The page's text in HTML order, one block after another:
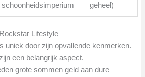
schoonheidsimperium
geheel)
Lifestyle
uniek door zijn opvallende kenmerken.
zijn een belangrijk aspect.
grote sommen geld aan dure